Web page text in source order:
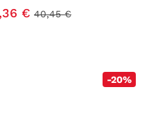
€ 40,45 €
-20%